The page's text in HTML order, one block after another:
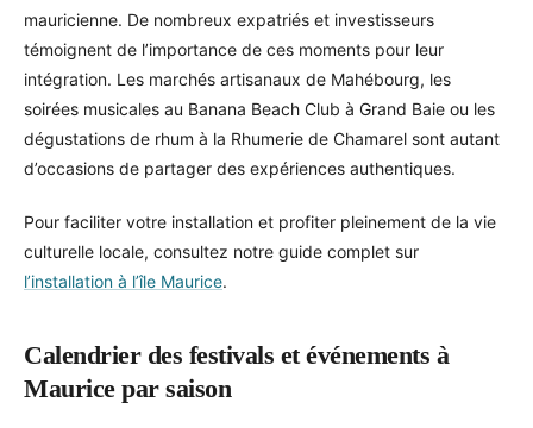
mauricienne. De nombreux expatriés et investisseurs
témoignent de l’importance de ces moments pour leur
intégration. Les marchés artisanaux de Mahébourg, les
soirées musicales au Banana Beach Club à Grand Baie ou les
dégustations de rhum à la Rhumerie de Chamarel sont autant
d’occasions de partager des expériences authentiques.
Pour faciliter votre installation et profiter pleinement de la vie
culturelle locale, consultez notre guide complet sur
l’installation à l’île Maurice.
Calendrier des festivals et événements à
Maurice par saison